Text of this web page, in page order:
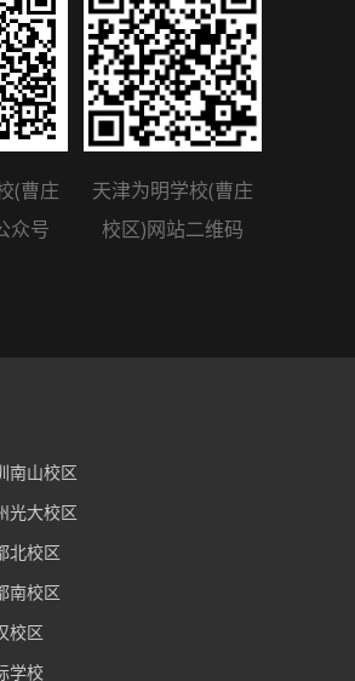
(曹庄
众号
天津为明学校(曹庄
校区)网站二维码
南山校区
光大校区
北校区
南校区
校区
学校